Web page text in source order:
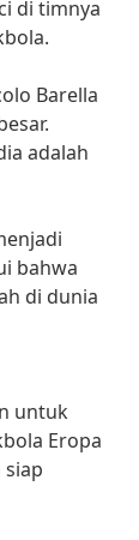
di timnya
Barella
adalah
bahwa
di dunia
untuk
Eropa
siap